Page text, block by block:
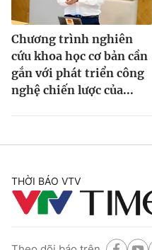
Chương trình nghiên
cứu khoa học cơ bản cần
gắn với phát triển công
nghệ chiến lược của...
THỜI BÁO VTV